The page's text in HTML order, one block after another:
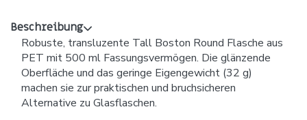
Beschreibung
Robuste, transluzente Tall Boston Round Flasche aus
PET mit 500 ml Fassungsvermögen. Die glänzende
Oberfläche und das geringe Eigengewicht (32 g)
machen sie zur praktischen und bruchsicheren
Alternative zu Glasflaschen.